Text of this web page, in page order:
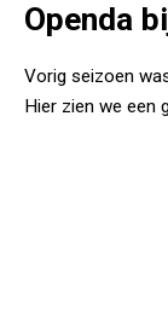
Openda
Vorig seizoen
Hier zien we een